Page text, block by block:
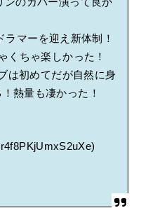
マーを迎え新体制！
くちゃ楽しかった！
は初めてだが自然に身
熱量も凄かった！